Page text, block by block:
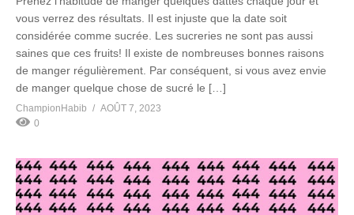
vous verrez des résultats. Il est injuste que la date soit
considérée comme sucrée. Les sucreries ne sont pas aussi
saines que ces fruits! Il existe de nombreuses bonnes raisons
de manger régulièrement. Par conséquent, si vous avez envie
de manger quelque chose de sucré le […]
ChampionHabib
AOÛT 7, 2023
0